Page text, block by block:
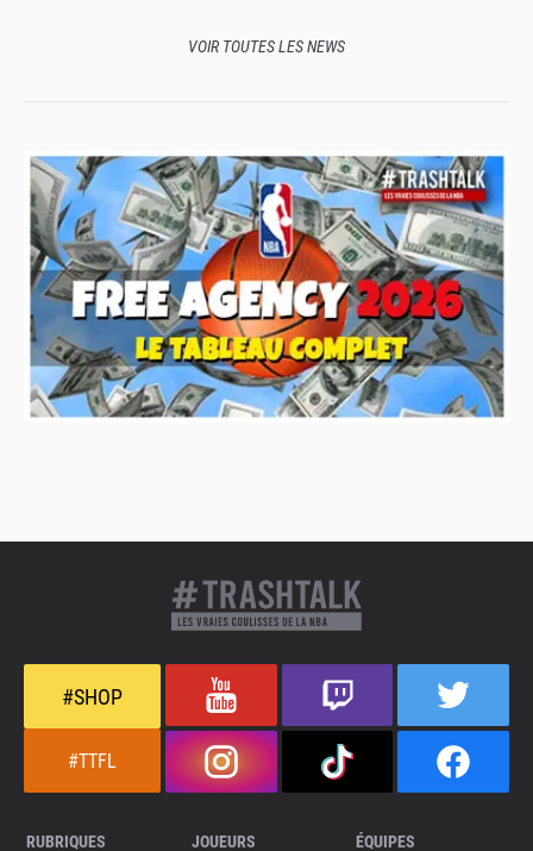
VOIR TOUTES LES NEWS
#SHOP
#TTFL
RUBRIQUES JOUEURS ÉQUIPES